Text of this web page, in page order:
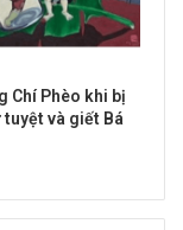
Chí Phèo khi bị
tuyệt và giết Bá